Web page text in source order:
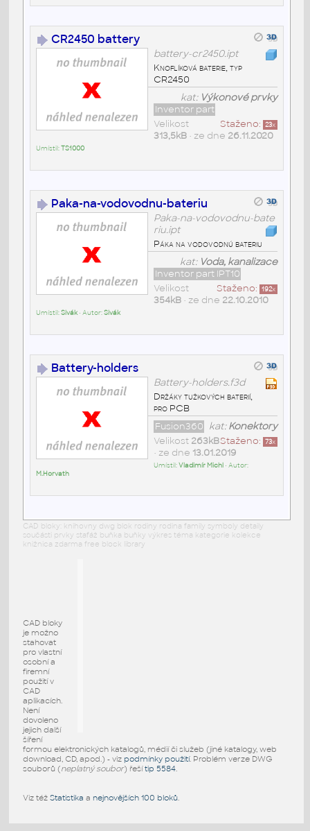
CR2450 battery
battery-cr2450.ipt
Knoflíková baterie, typ
CR2450
kat: Výkonové prvky
Inventor part
Staženo: 23x
Velikost
313,5kB• ze dne 26.11.2020
Umístil:TS1000
Paka-na-vodovodnu-bateriu
Paka-na-vodovodnu-bate
riu.ipt
Páka na vodovodnú bateriu
kat: Voda, kanalizace
Inventor part IPT10
Staženo: 192x
Velikost
354kB• ze dne 22.10.2010
Umístil:Sivák• Autor:Sivák
Battery-holders
Battery-holders.f3d
Držáky tužkových baterií,
pro PCB
kat:Konektory
Fusion360
Staženo: 73x
Velikost 263kB
• ze dne 13.01.2019
Umístil:Vladimír Michl • Autor:
M.Horvath
CAD bloky: knihovny dwg blok rodiny rodina family symboly detaily
součásti prvky stafáž buňka buňky výkres téma kategorie kolekce
knižnica zdarma free block library
CAD bloky
je možno
stahovat
pro vlastní
osobní a
firemní
použití v
CAD
aplikacích.
Není
dovoleno
jejich další
šíření
formou elektronických katalogů, médií či služeb (jiné katalogy, web
download, CD, apod.) - viz podmínky použití. Problém verze DWG
souborů (neplatný soubor) řešítip 5584.
Viz též Statistika a nejnovějších 100 bloků.